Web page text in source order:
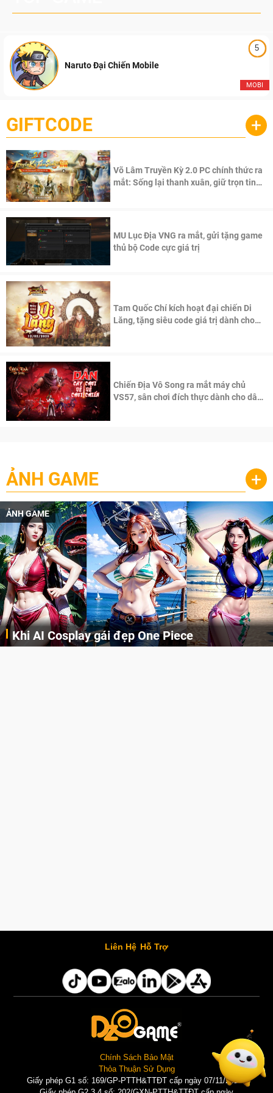
5
MOBI
Naruto Đại Chiến Mobile
GIFTCODE +
Võ Lâm Truyền Kỳ 2.0 PC chính thức ra
mắt: Sống lại thanh xuân, giữ trọn tinh
MU Lục Địa VNG ra mắt, gửi tặng game
thủ bộ Code cực giá trị
Tam Quốc Chí kích hoạt đại chiến Di
Lăng, tặng siêu code giá trị dành cho
Chiến Địa Vô Song ra mắt máy chủ
VS57, sân chơi đích thực dành cho dân
ẢNH GAME +
ẢNH GAME
Khi AI Cosplay gái đẹp One Piece
Liên Hệ Hỗ Trợ
Chính Sách Bảo Mật
Thỏa Thuận Sử Dụng
Giấy phép G1 số: 169/GP-PTTH&TTĐT cấp ngày 07/11/2025 |